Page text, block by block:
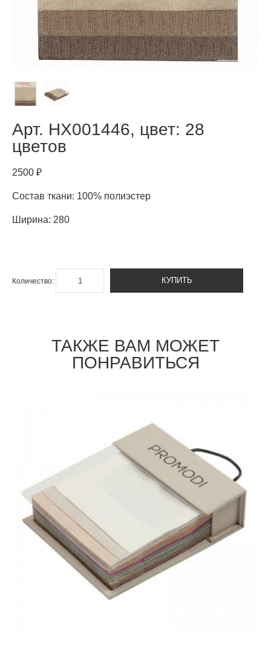
Арт. HX001446, цвет: 28
цветов
2500 ₽
Состав ткани: 100% полиэстер
Ширина: 280
Количество: КУПИТЬ
ТАКЖЕ ВАМ МОЖЕТ
ПОНРАВИТЬСЯ